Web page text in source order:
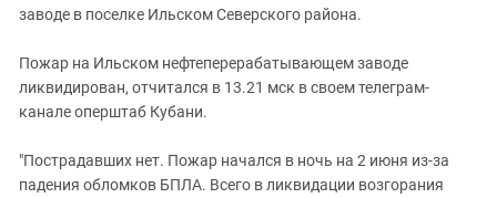
Чечня
Южная Осетия
Южный Кавказ
заводе в поселке Ильском Северского района.
Пожар на Ильском нефтеперерабатывающем заводе
ликвидирован, отчитался в 13.21 мск в своем телеграм-
канале оперштаб Кубани.
"Пострадавших нет. Пожар начался в ночь на 2 июня из-за
падения обломков БПЛА. Всего в ликвидации возгорания